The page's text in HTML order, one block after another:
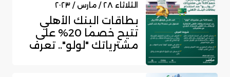
الثلاثاء ٢٨ / مارس / ٢٠٢٣
بطاقات البنك الأهلي
تتيح خصما 20% على
مشترياتك "لولو".. تعرف